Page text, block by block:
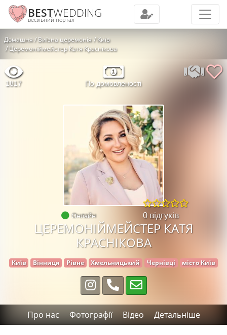
BESTWEDDING
весільний портал
Домашня Виїзна церемонія
Київ
Церемоніймейстер Катя Краснікова
1817 По домовленості
Онлайн 0 відгуків
ЦЕРЕМОНІЙМЕЙСТЕР КАТЯ
КРАСНІКОВА
Київ Вінниця Рівне Хмельницький Чернівці місто Київ
Про нас Фотографії Відео Детальніше